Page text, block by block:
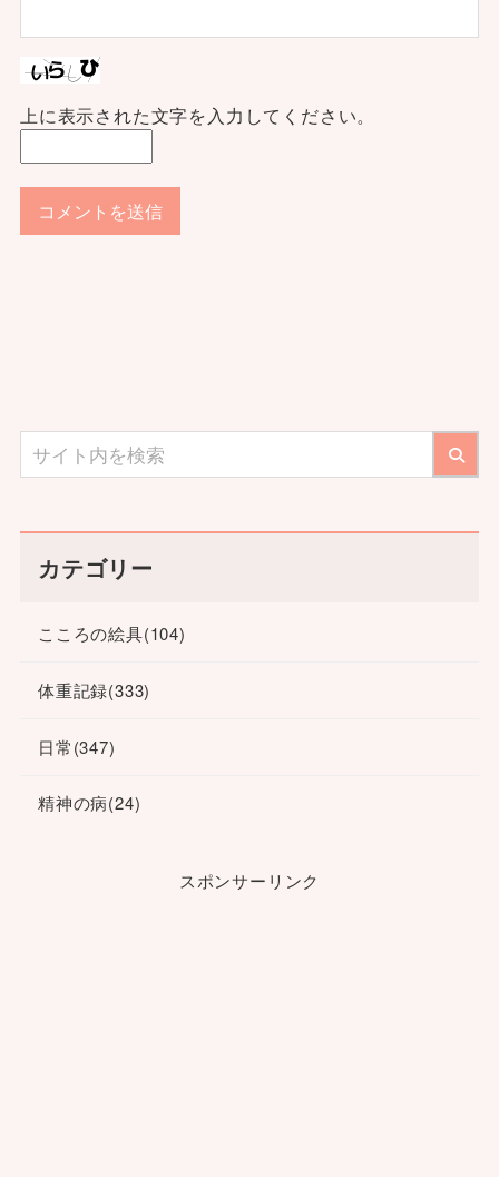
上に表示された文字を入力してください。
カテゴリー
こころの絵具(104)
体重記録(333)
日常(347)
精神の病(24)
スポンサーリンク